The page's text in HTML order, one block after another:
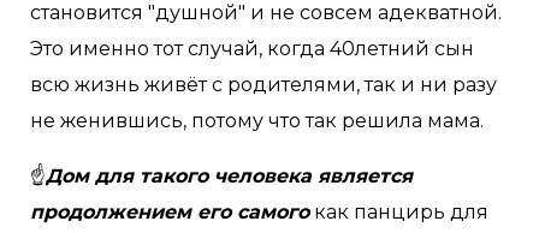
становится "душной" и не совсем адекватной.
Это именно тот случай, когда 40летний сын
всю жизнь живёт с родителями, так и ни разу
не женившись, потому что так решила мама.
☝Дом для такого человека является
продолжением его самогокак панцирь для